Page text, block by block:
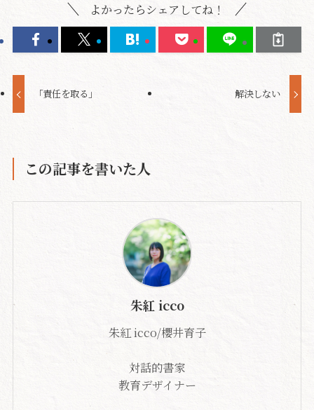
よかったらシェアしてね！
「責任を取る」 解決しない
この記事を書いた人
朱紅 icco
朱紅 icco/櫻井育子
対話的書家
教育デザイナー